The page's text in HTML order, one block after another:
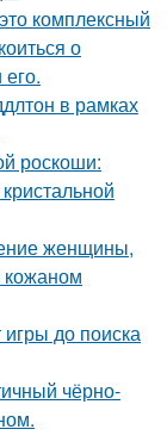
комплексный
о
в рамках
роскоши:
женщины,
игры до поиска
чёрно-